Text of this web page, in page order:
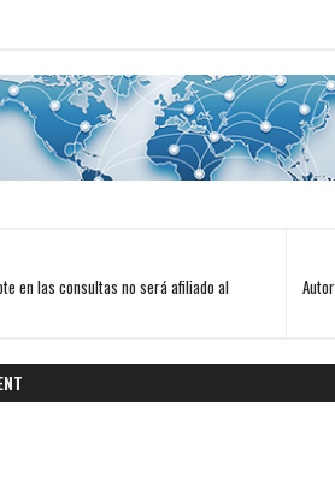
en las consultas no será afiliado al